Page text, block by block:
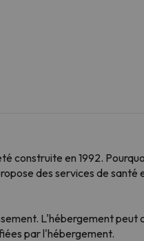
en 1992.
des services de santé
L'hébergement peut
par l'hébergement.